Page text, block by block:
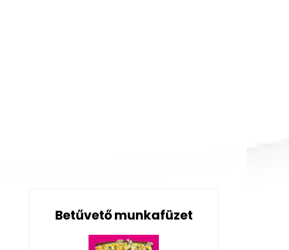
Betűvető munkafüzet